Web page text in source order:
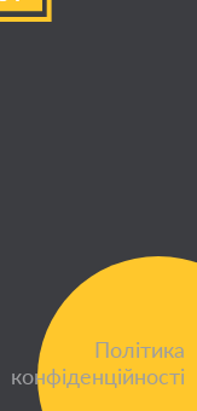
Політика
конфіденційності